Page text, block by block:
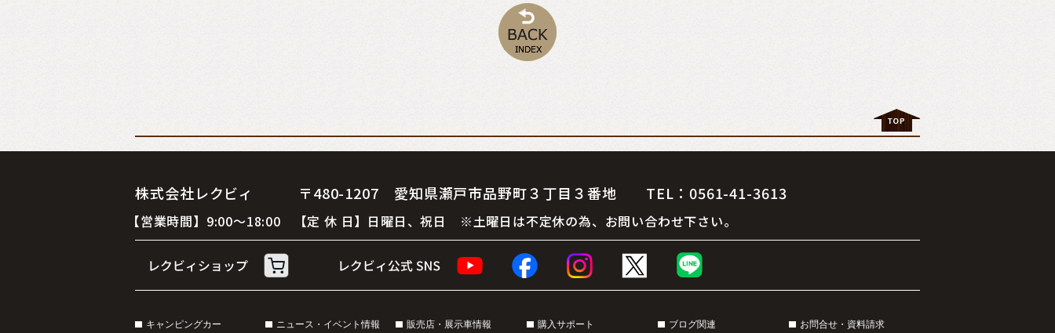
株式会社レクビィ 〒480-1207 愛知県瀬戸市品野町３丁目３番地 TEL：0561-41-3613
【営業時間】9:00～18:00 【定 休 日】日曜日、祝日 ※土曜日は不定休の為、お問い合わせ下さい。
キャンピングカー ニュース・イベント情報 販売店・展示車情報 購入サポート ブログ関連 お問合せ・資料請求